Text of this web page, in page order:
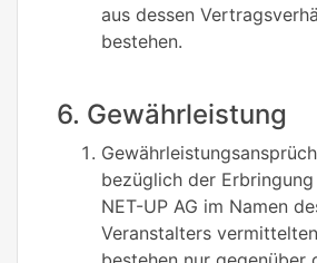
aus dessen
bestehen.
6. Gewährleistung
bezüglich der
NET-UP AG im Namen
Veranstalters